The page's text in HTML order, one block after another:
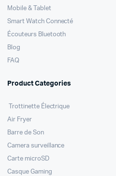
Mobile & Tablet
Smart Watch Connecté
Écouteurs Bluetooth
Blog
FAQ
Product Categories
Trottinette Électrique
Air Fryer
Barre de Son
Camera surveillance
Carte microSD
Casque Gaming